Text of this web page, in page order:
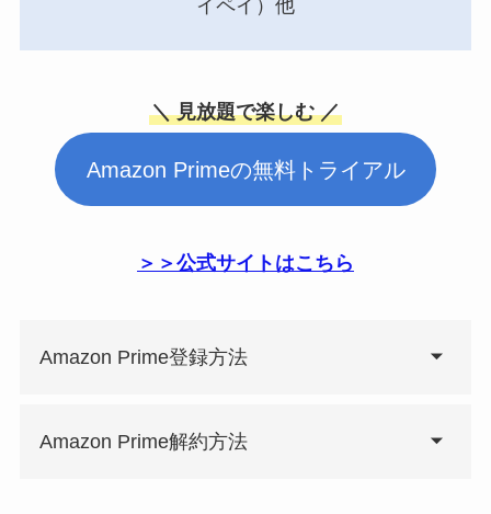
イペイ）他
＼ 見放題で楽しむ ／
Amazon Primeの無料トライアル
＞＞公式サイトはこちら
Amazon Prime登録方法
Amazon Prime解約方法